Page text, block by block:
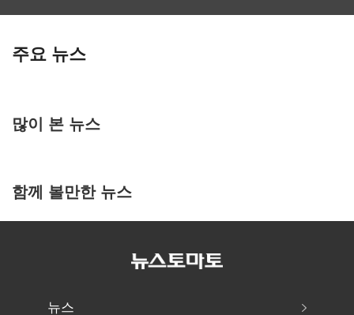
주요 뉴스
많이 본 뉴스
함께 볼만한 뉴스
뉴스